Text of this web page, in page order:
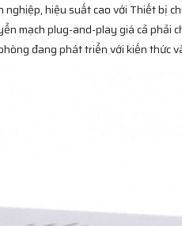
nghiệp, hiệu suất cao với Thiết bị
mạch plug-and-play giá cả phải
đang phát triển với kiến thức